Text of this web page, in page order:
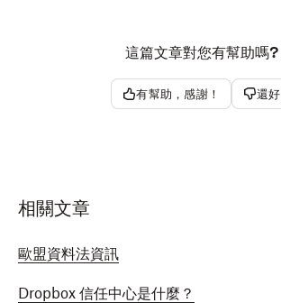
這篇文章對您有幫助嗎?
有幫助，感謝！ 還好
相關文章
歐盟資料法資訊
Dropbox 信任中心是什麼？